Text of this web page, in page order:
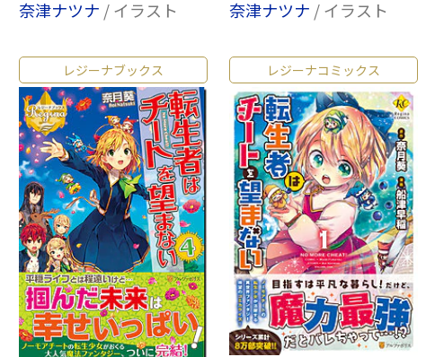
奈津ナツナ / イラスト
奈津ナツナ / イラスト
レジーナブックス レジーナコミックス